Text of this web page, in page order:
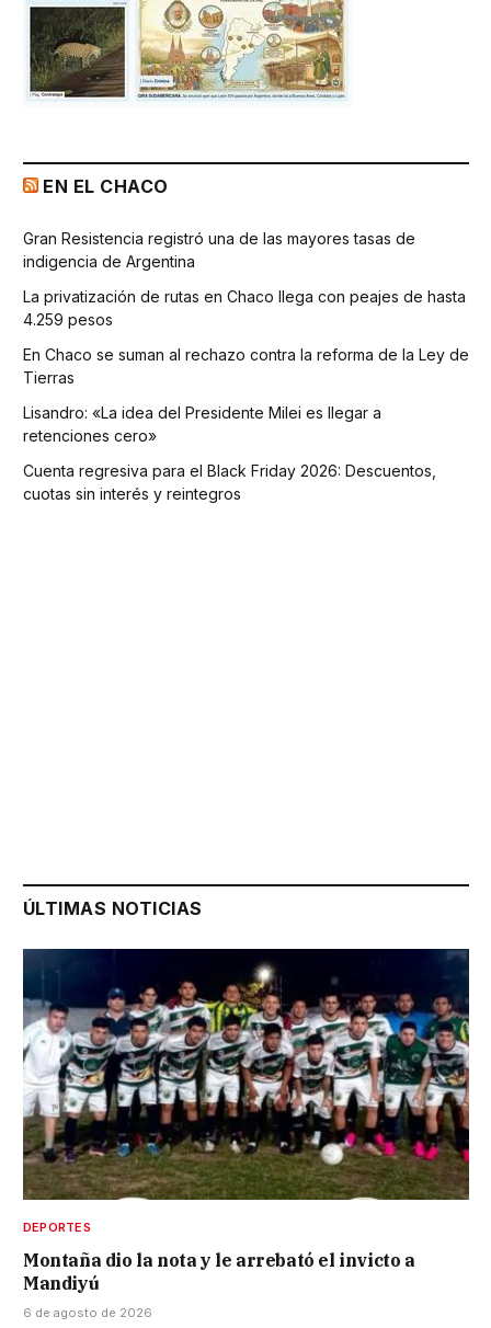
EN EL CHACO
Gran Resistencia registró una de las mayores tasas de
indigencia de Argentina
La privatización de rutas en Chaco llega con peajes de hasta
4.259 pesos
En Chaco se suman al rechazo contra la reforma de la Ley de
Tierras
Lisandro: «La idea del Presidente Milei es llegar a
retenciones cero»
Cuenta regresiva para el Black Friday 2026: Descuentos,
cuotas sin interés y reintegros
ÚLTIMAS NOTICIAS
DEPORTES
Montaña dio la nota y le arrebató el invicto a
Mandiyú
6 de agosto de 2026